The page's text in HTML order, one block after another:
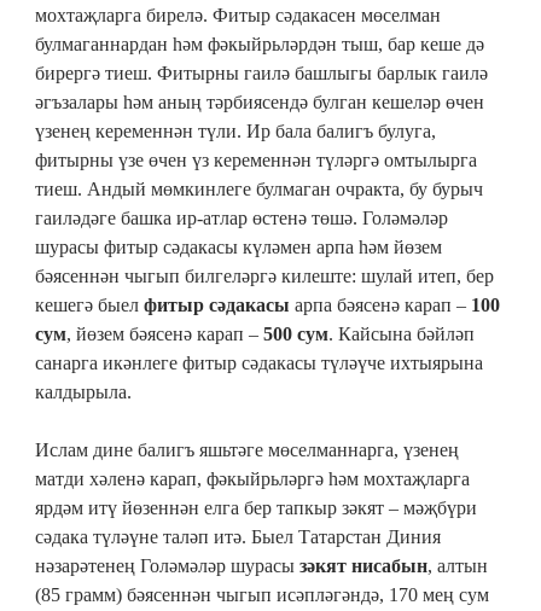
мохтаҗларга бирелә. Фитыр сәдакасен мөселман
булмаганнардан һәм фәкыйрьләрдән тыш, бар кеше дә
бирергә тиеш. Фитырны гаилә башлыгы барлык гаилә
әгъзалары һәм аның тәрбиясендә булган кешеләр өчен
үзенең кеременнән түли. Ир бала балигъ булуга,
фитырны үзе өчен үз кеременнән түләргә омтылырга
тиеш. Андый мөмкинлеге булмаган очракта, бу бурыч
гаиләдәге башка ир-атлар өстенә төшә. Голәмәләр
шурасы фитыр сәдакасы күләмен арпа һәм йөзем
бәясеннән чыгып билгеләргә килеште: шулай итеп, бер
кешегә быел фитыр сәдакасы арпа бәясенә карап – 100
сум, йөзем бәясенә карап – 500 сум. Кайсына бәйләп
санарга икәнлеге фитыр сәдакасы түләүче ихтыярына
калдырыла.
Ислам дине балигъ яшьтәге мөселманнарга, үзенең
матди хәленә карап, фәкыйрьләргә һәм мохтаҗларга
ярдәм итү йөзеннән елга бер тапкыр зәкят – мәҗбүри
сәдака түләүне таләп итә. Быел Татарстан Диния
нәзарәтенең Голәмәләр шурасы зәкят нисабын, алтын
(85 грамм) бәясеннән чыгып исәпләгәндә, 170 мең сум